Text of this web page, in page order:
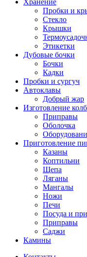
Хранение
Пробки и
Стекло
Крышки
Этикетки
Дубовые бочки
Бочки
Кадки
Пробки и сургуч
Автоклавы
Добрый жар
Изготовление
Приправы
Оболочка
Приготовление
Казаны
Коптильни
Щепа
Ляганы
Мангалы
Ножи
Печи
Посуда и
Приправы
Саджи
Камины